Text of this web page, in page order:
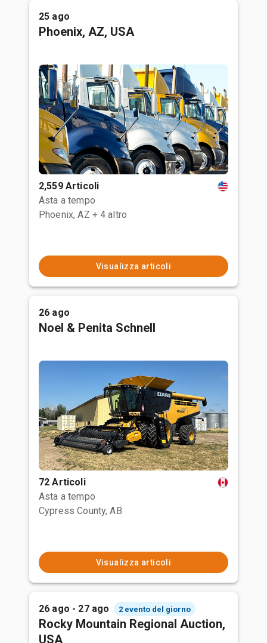
25 ago
Phoenix, AZ, USA
2,559 Articoli
Asta a tempo
Phoenix, AZ + 4 altro
Visualizza articoli
26 ago
Noel & Penita Schnell
72 Articoli
Asta a tempo
Cypress County, AB
Visualizza articoli
26 ago - 27 ago 2 evento del giorno
Rocky Mountain Regional Auction,
USA